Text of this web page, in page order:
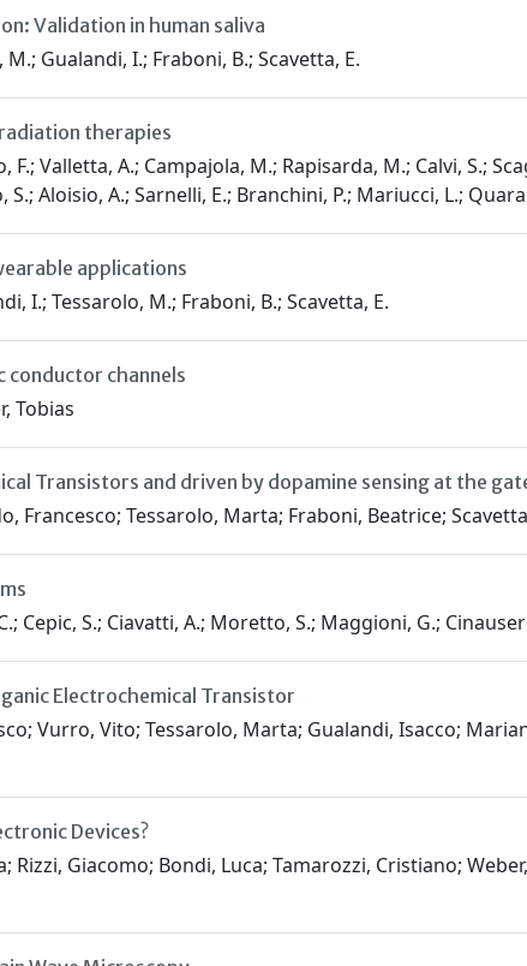
Validation in human saliva
Gualandi, I.; Fraboni, B.; Scavetta, E.
therapies
Valletta, A.; Campajola, M.; Rapisarda, M.; Calvi, S.;
Aloisio, A.; Sarnelli, E.; Branchini, P.; Mariucci, L.;
applications
I.; Tessarolo, M.; Fraboni, B.; Scavetta, E.
channels
Tobias
Transistors and driven by dopamine sensing at the
Francesco; Tessarolo, Marta; Fraboni, Beatrice;
Cepic, S.; Ciavatti, A.; Moretto, S.; Maggioni, G.;
Electrochemical Transistor
Vurro, Vito; Tessarolo, Marta; Gualandi, Isacco;
Devices?
Giacomo; Bondi, Luca; Tamarozzi, Cristiano;